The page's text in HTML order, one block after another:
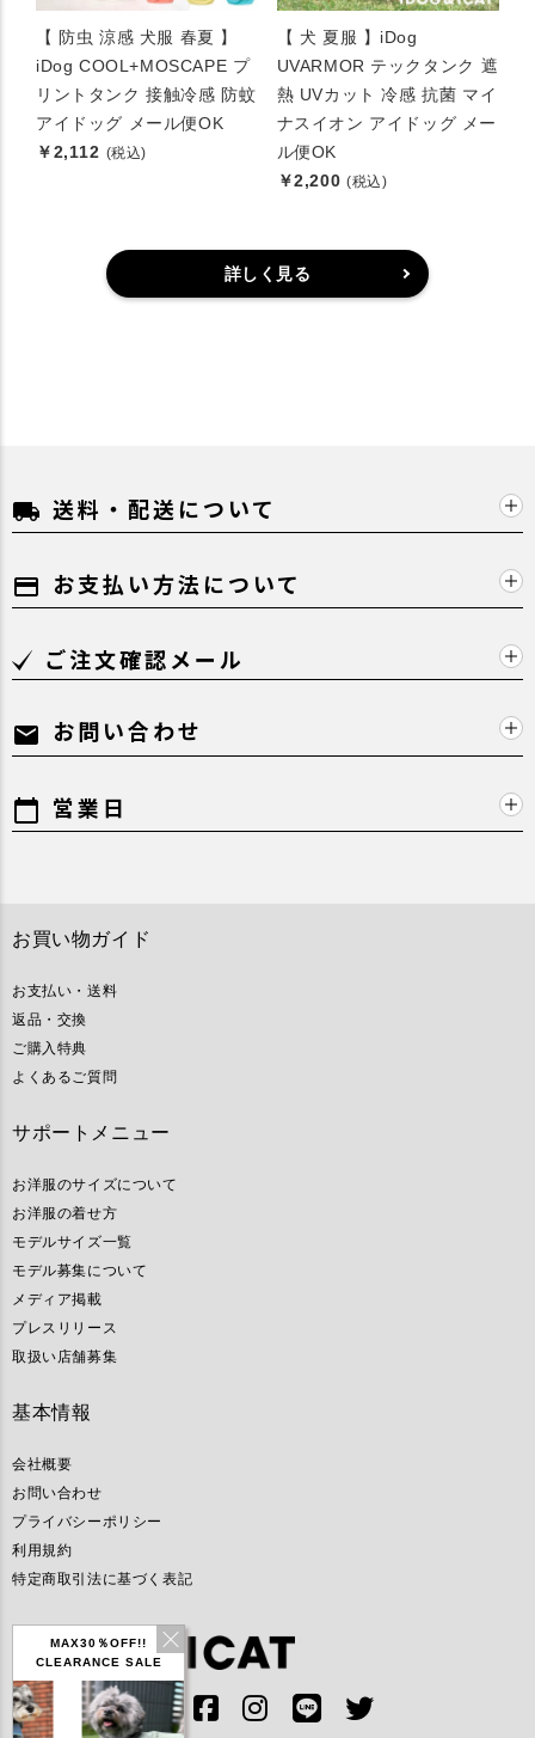
MAX30％OFF!!
CLEARANCE SALE
【 防虫 涼感 犬服 春夏 】
iDog COOL+MOSCAPE プ
リントタンク 接触冷感 防蚊
アイドッグ メール便OK
￥2,112 (税込)
【 犬 夏服 】iDog
UVARMOR テックタンク 遮
熱 UVカット 冷感 抗菌 マイ
ナスイオン アイドッグ メー
ル便OK
￥2,200 (税込)
詳しく見る
local_shipping 送料・配送について
payment お支払い方法について
ご注文確認メール
mail お問い合わせ
calendar_today 営業日
お買い物ガイド
お支払い・送料
返品・交換
ご購入特典
よくあるご質問
サポートメニュー
お洋服のサイズについて
お洋服の着せ方
モデルサイズ一覧
モデル募集について
メディア掲載
プレスリリース
取扱い店舗募集
基本情報
会社概要
お問い合わせ
プライバシーポリシー
利用規約
特定商取引法に基づく表記